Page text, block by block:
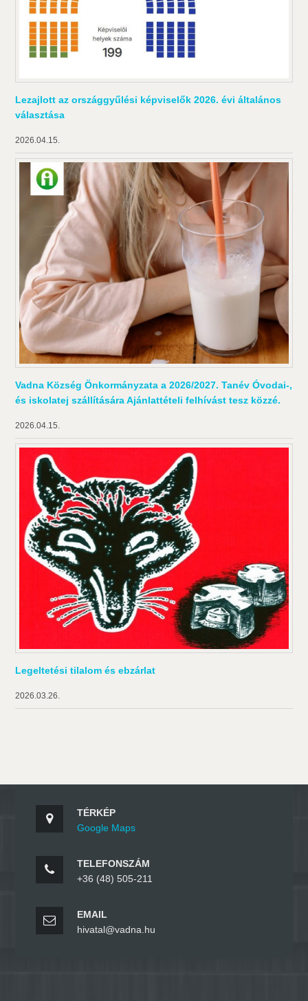
Lezajlott az országgyűlési képviselők 2026. évi általános
választása
2026.04.15.
Vadna Község Önkormányzata a 2026/2027. Tanév Óvodai-,
és iskolatej szállítására Ajánlattételi felhívást tesz közzé.
2026.04.15.
Legeltetési tilalom és ebzárlat
2026.03.26.
TÉRKÉP
Google Maps
TELEFONSZÁM
+36 (48) 505-211
EMAIL
hivatal@vadna.hu